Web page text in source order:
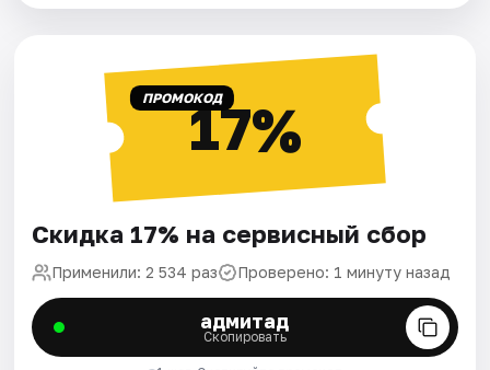
ПРОМОКОД17%
Скидка 17% на сервисный сбор
Применили: 2 534 раз Проверено: 1 минуту назад
адмитад
Скопировать